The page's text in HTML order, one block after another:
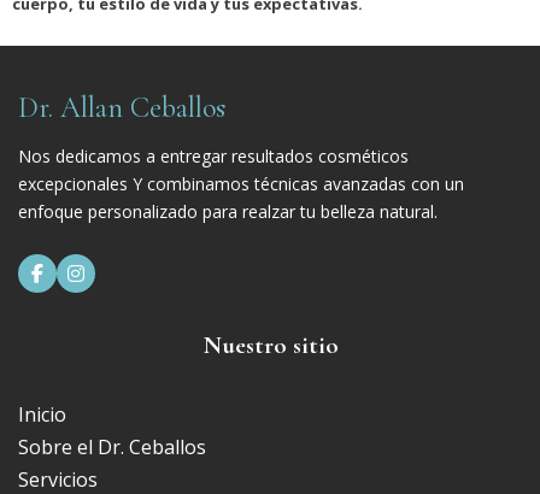
Dr. Allan Ceballos
Nos dedicamos a entregar resultados cosméticos
excepcionales Y combinamos técnicas avanzadas con un
enfoque personalizado para realzar tu belleza natural.
 
Nuestro sitio
Inicio
Sobre el Dr. Ceballos
Servicios